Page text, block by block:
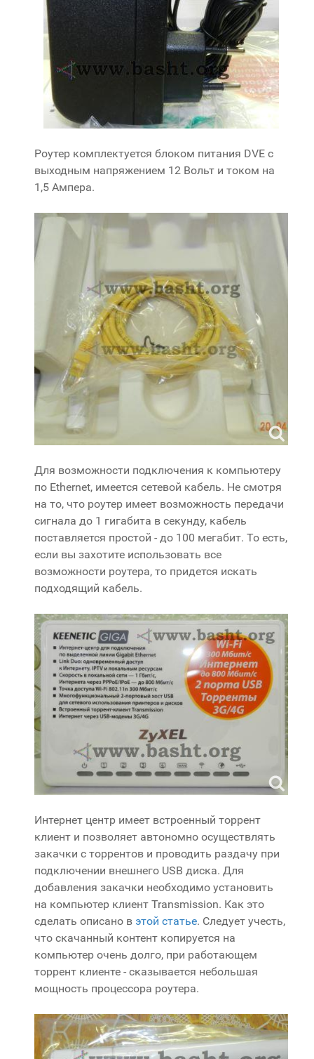
Роутер комплектуется блоком питания DVE с
выходным напряжением 12 Вольт и током на
1,5 Ампера.
Для возможности подключения к компьютеру
по Ethernet, имеется сетевой кабель. Не смотря
на то, что роутер имеет возможность передачи
сигнала до 1 гигабита в секунду, кабель
поставляется простой - до 100 мегабит. То есть,
если вы захотите использовать все
возможности роутера, то придется искать
подходящий кабель.
Интернет центр имеет встроенный торрент
клиент и позволяет автономно осуществлять
закачки с торрентов и проводить раздачу при
подключении внешнего USB диска. Для
добавления закачки необходимо установить
на компьютер клиент Transmission. Как это
сделать описано в этой статье. Следует учесть,
что скачанный контент копируется на
компьютер очень долго, при работающем
торрент клиенте - сказывается небольшая
мощность процессора роутера.